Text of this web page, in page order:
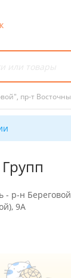
пр-т
- р-н
9А